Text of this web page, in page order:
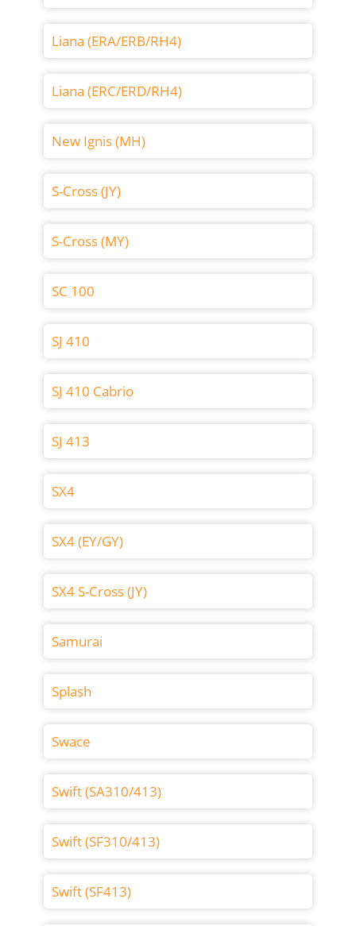
Liana (ERA/ERB/RH4)
Liana (ERC/ERD/RH4)
New Ignis (MH)
S-Cross (JY)
S-Cross (MY)
SC 100
SJ 410
SJ 410 Cabrio
SJ 413
SX4
SX4 (EY/GY)
SX4 S-Cross (JY)
Samurai
Splash
Swace
Swift (SA310/413)
Swift (SF310/413)
Swift (SF413)